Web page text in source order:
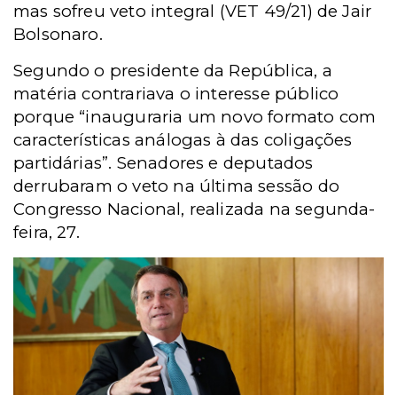
mas sofreu veto integral (VET 49/21) de Jair
Bolsonaro.
Segundo o presidente da República, a
matéria contrariava o interesse público
porque “inauguraria um novo formato com
características análogas à das coligações
partidárias”. Senadores e deputados
derrubaram o veto na última sessão do
Congresso Nacional, realizada na segunda-
feira, 27.